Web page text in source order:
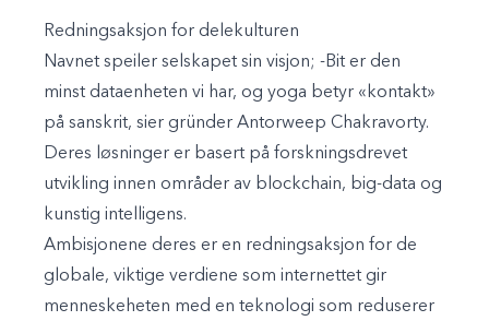
Redningsaksjon for delekulturen
Navnet speiler selskapet sin visjon; -Bit er den
minst dataenheten vi har, og yoga betyr «kontakt»
på sanskrit, sier gründer Antorweep Chakravorty.
Deres løsninger er basert på forskningsdrevet
utvikling innen områder av blockchain, big-data og
kunstig intelligens.
Ambisjonene deres er en redningsaksjon for de
globale, viktige verdiene som internettet gir
menneskeheten med en teknologi som reduserer